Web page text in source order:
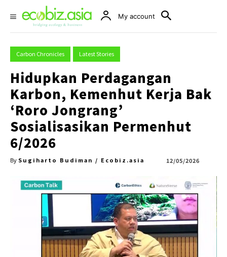
My account
Carbon Chronicles Latest Stories
Hidupkan Perdagangan
Karbon, Kemenhut Kerja Bak
‘Roro Jongrang’
Sosialisasikan Permenhut
6/2026
By Sugiharto Budiman / Ecobiz.asia 12/05/2026